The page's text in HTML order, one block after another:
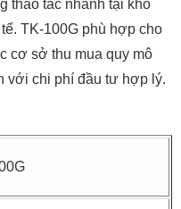
thao tác nhanh tại kho
TK-100G phù hợp cho
cơ sở thu mua quy mô
với chi phí đầu tư hợp lý.